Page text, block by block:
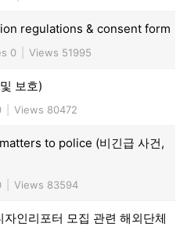
regulations & consent form
0 Views 51995
보호)
Views 80472
to police (비긴급 사건,
Views 83594
인리포터 모집 관련 해외단체